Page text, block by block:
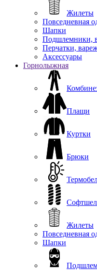
Жилеты
Повседневная
Шапки
Подшлемники,
Перчатки,
Аксессуары
Горнолыжная
Плащи
Куртки
Брюки
Жилеты
Повседневная
Шапки